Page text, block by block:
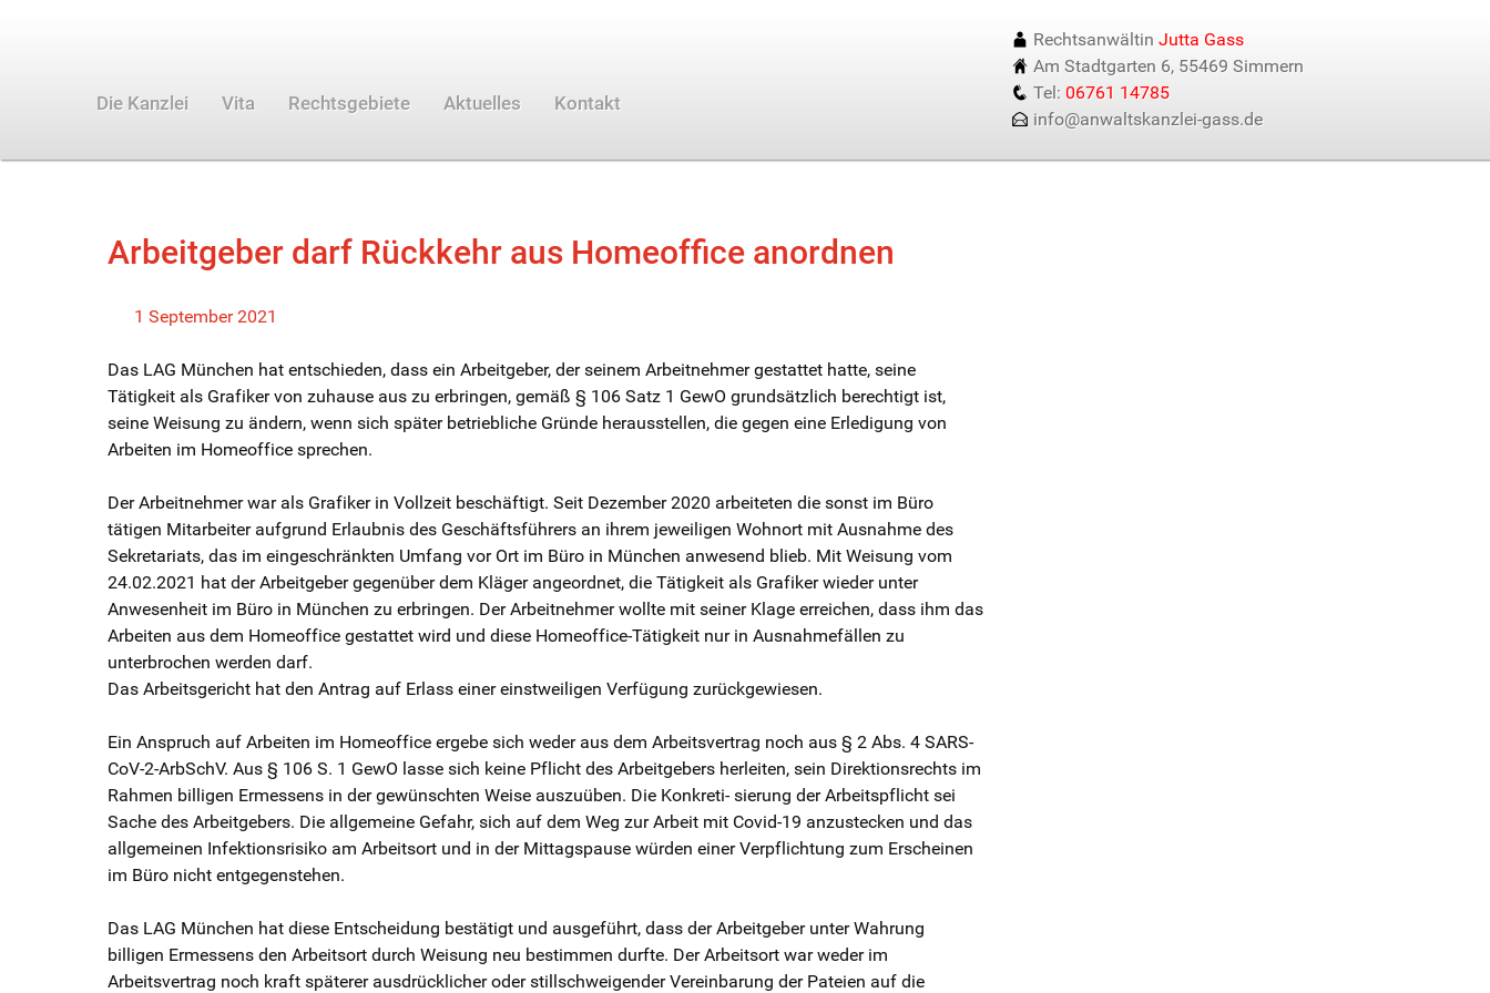
Die Kanzlei Vita Rechtsgebiete Aktuelles Kontakt
Rechtsanwältin Jutta Gass
Am Stadtgarten 6, 55469 Simmern
Tel: 06761 14785
info@anwaltskanzlei-gass.de
Arbeitgeber darf Rückkehr aus Homeoffice anordnen
1 September 2021
Das LAG München hat entschieden, dass ein Arbeitgeber, der seinem Arbeitnehmer gestattet hatte, seine
Tätigkeit als Grafiker von zuhause aus zu erbringen, gemäß § 106 Satz 1 GewO grundsätzlich berechtigt ist,
seine Weisung zu ändern, wenn sich später betriebliche Gründe herausstellen, die gegen eine Erledigung von
Arbeiten im Homeoffice sprechen.
Der Arbeitnehmer war als Grafiker in Vollzeit beschäftigt. Seit Dezember 2020 arbeiteten die sonst im Büro
tätigen Mitarbeiter aufgrund Erlaubnis des Geschäftsführers an ihrem jeweiligen Wohnort mit Ausnahme des
Sekretariats, das im eingeschränkten Umfang vor Ort im Büro in München anwesend blieb. Mit Weisung vom
24.02.2021 hat der Arbeitgeber gegenüber dem Kläger angeordnet, die Tätigkeit als Grafiker wieder unter
Anwesenheit im Büro in München zu erbringen. Der Arbeitnehmer wollte mit seiner Klage erreichen, dass ihm das
Arbeiten aus dem Homeoffice gestattet wird und diese Homeoffice-Tätigkeit nur in Ausnahmefällen zu
unterbrochen werden darf.
Das Arbeitsgericht hat den Antrag auf Erlass einer einstweiligen Verfügung zurückgewiesen.
Ein Anspruch auf Arbeiten im Homeoffice ergebe sich weder aus dem Arbeitsvertrag noch aus § 2 Abs. 4 SARS-
CoV-2-ArbSchV. Aus § 106 S. 1 GewO lasse sich keine Pflicht des Arbeitgebers herleiten, sein Direktionsrechts im
Rahmen billigen Ermessens in der gewünschten Weise auszuüben. Die Konkreti- sierung der Arbeitspflicht sei
Sache des Arbeitgebers. Die allgemeine Gefahr, sich auf dem Weg zur Arbeit mit Covid-19 anzustecken und das
allgemeinen Infektionsrisiko am Arbeitsort und in der Mittagspause würden einer Verpflichtung zum Erscheinen
im Büro nicht entgegenstehen.
Das LAG München hat diese Entscheidung bestätigt und ausgeführt, dass der Arbeitgeber unter Wahrung
billigen Ermessens den Arbeitsort durch Weisung neu bestimmen durfte. Der Arbeitsort war weder im
Arbeitsvertrag noch kraft späterer ausdrücklicher oder stillschweigender Vereinbarung der Pateien auf die